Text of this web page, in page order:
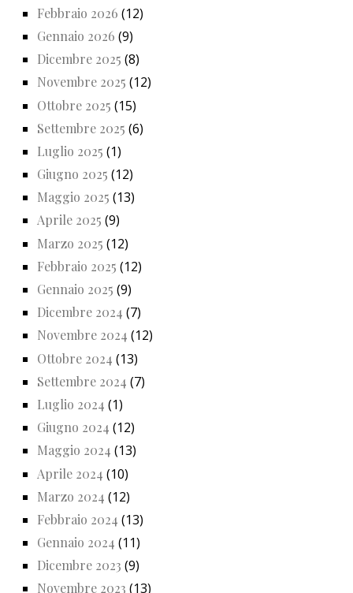
Febbraio 2026 (12)
Gennaio 2026 (9)
Dicembre 2025 (8)
Novembre 2025 (12)
Ottobre 2025 (15)
Settembre 2025 (6)
Luglio 2025 (1)
Giugno 2025 (12)
Maggio 2025 (13)
Aprile 2025 (9)
Marzo 2025 (12)
Febbraio 2025 (12)
Gennaio 2025 (9)
Dicembre 2024 (7)
Novembre 2024 (12)
Ottobre 2024 (13)
Settembre 2024 (7)
Luglio 2024 (1)
Giugno 2024 (12)
Maggio 2024 (13)
Aprile 2024 (10)
Marzo 2024 (12)
Febbraio 2024 (13)
Gennaio 2024 (11)
Dicembre 2023 (9)
Novembre 2023 (13)